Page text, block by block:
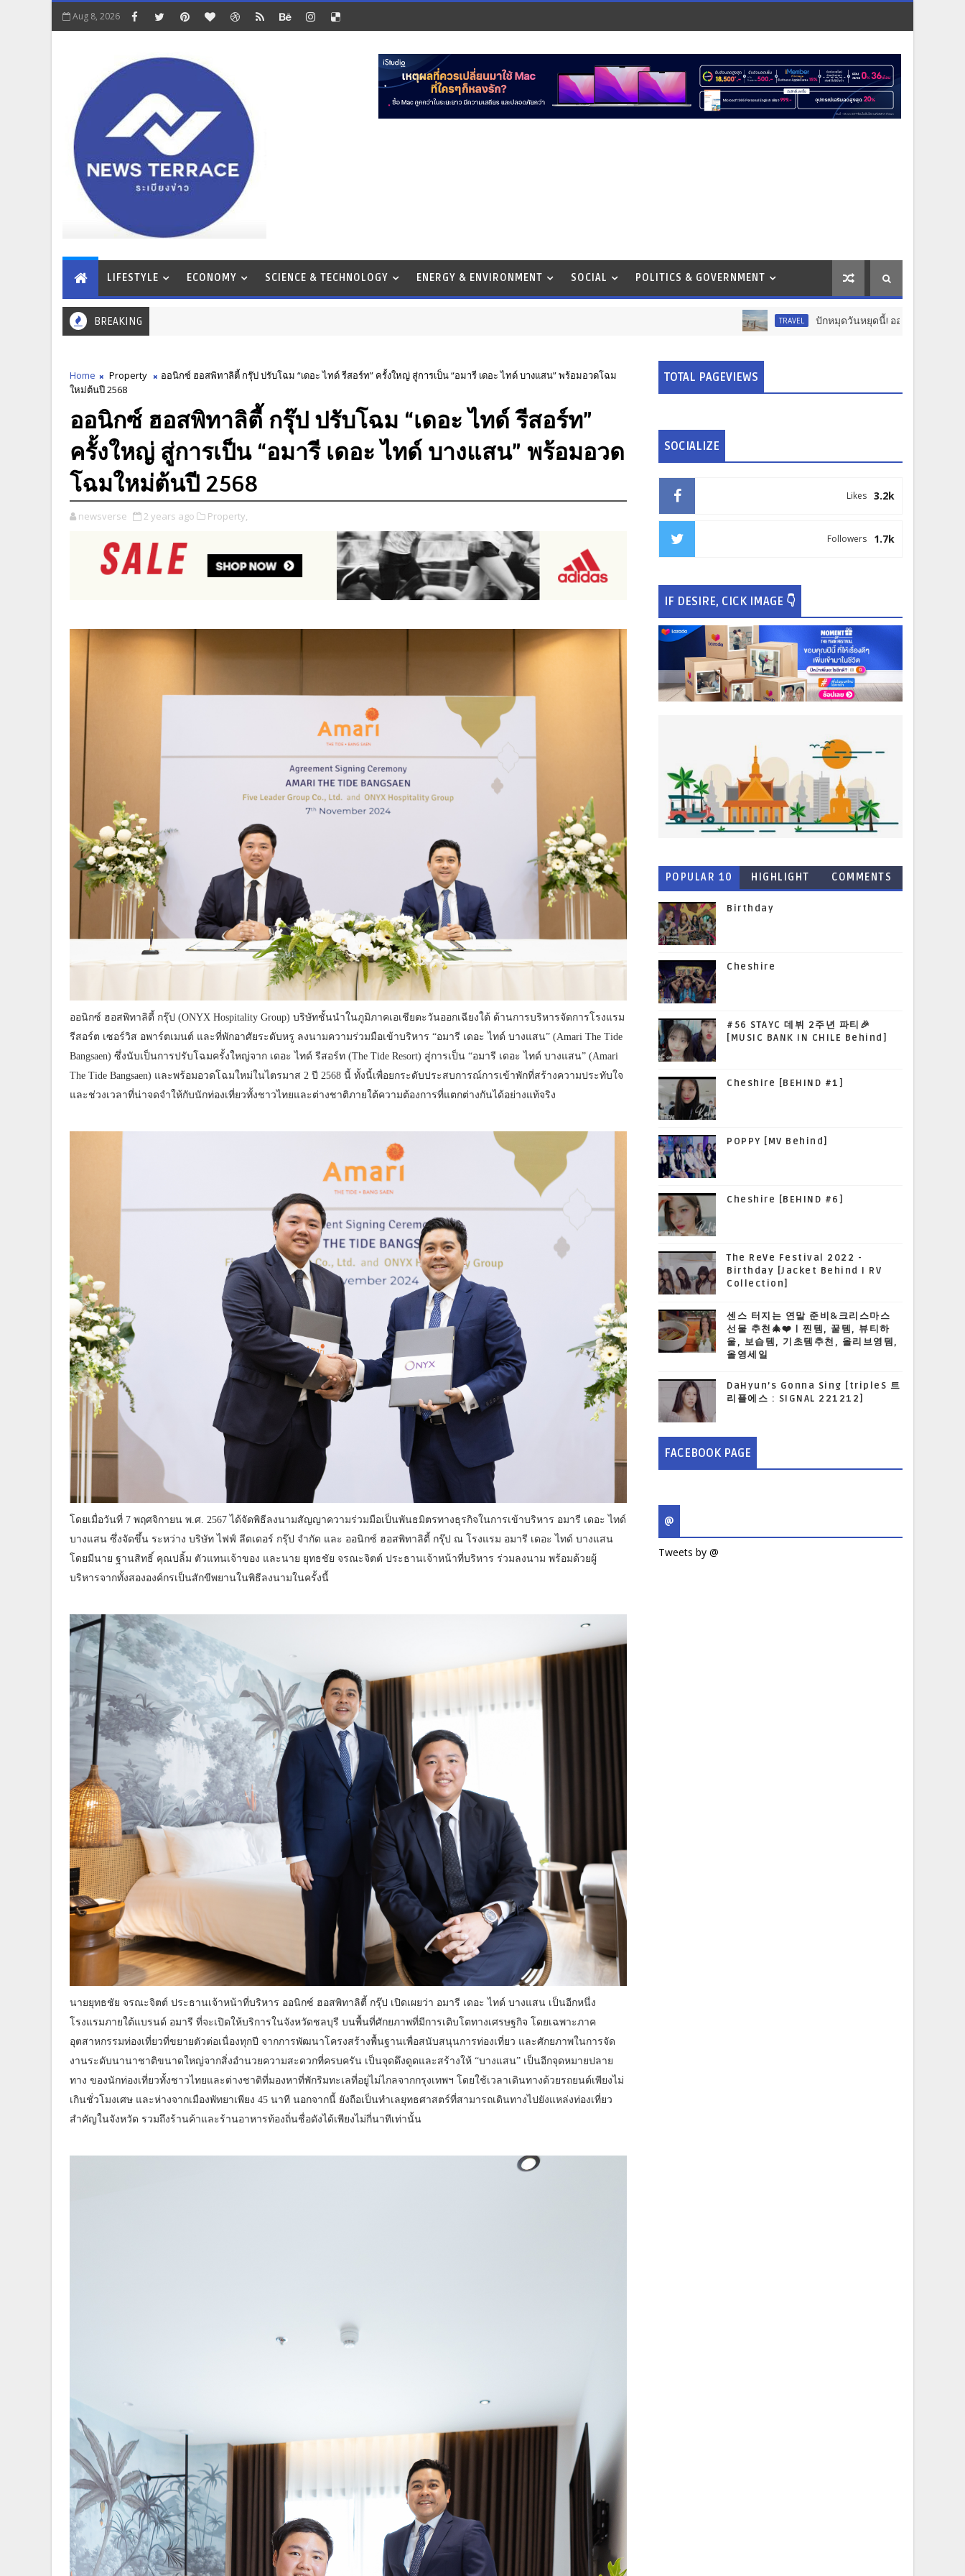
Aug 8, 2026
LIFESTYLE ECONOMY SCIENCE & TECHNOLOGY ENERGY & ENVIRONMENT SOCIAL POLITICS & GOVERNMENT
BREAKING ปักหมุดวันหยุดนี้! ออกไปสร้างช่วงเวลาพิเศษกับคร
Home Property
ออนิกซ์ ฮอสพิทาลิตี้ กรุ๊ป ปรับโฉม “เดอะ ไทด์ รีสอร์ท” ครั้งใหญ่ สู่การเป็น “อมารี เดอะ ไทด์ บางแสน” พร้อมอวดโฉม
ใหม่ต้นปี 2568
ออนิกซ์ ฮอสพิทาลิตี้ กรุ๊ป ปรับโฉม “เดอะ ไทด์ รีสอร์ท”
ครั้งใหญ่ สู่การเป็น “อมารี เดอะ ไทด์ บางแสน” พร้อมอวด
โฉมใหม่ต้นปี 2568
newsverse 2 years ago Property,
ออนิกซ์ ฮอสพิทาลิตี้ กรุ๊ป (ONYX Hospitality Group) บริษัทชั้นนำในภูมิภาคเอเชียตะวันออกเฉียงใต้ ด้านการบริหารจัดการโรงแรม
รีสอร์ต เซอร์วิส อพาร์ตเมนต์ และที่พักอาศัยระดับหรู ลงนามความร่วมมือเข้าบริหาร “อมารี เดอะ ไทด์ บางแสน” (Amari The Tide
Bangsaen) ซึ่งนับเป็นการปรับโฉมครั้งใหญ่จาก เดอะ ไทด์ รีสอร์ท (The Tide Resort) สู่การเป็น “อมารี เดอะ ไทด์ บางแสน” (Amari
The Tide Bangsaen) และพร้อมอวดโฉมใหม่ในไตรมาส 2 ปี 2568 นี้ ทั้งนี้เพื่อยกระดับประสบการณ์การเข้าพักที่สร้างความประทับใจ
และช่วงเวลาที่น่าจดจำให้กับนักท่องเที่ยวทั้งชาวไทยและต่างชาติภายใต้ความต้องการที่แตกต่างกันได้อย่างแท้จริง
โดยเมื่อวันที่ 7 พฤศจิกายน พ.ศ. 2567 ได้จัดพิธีลงนามสัญญาความร่วมมือเป็นพันธมิตรทางธุรกิจในการเข้าบริหาร อมารี เดอะ ไทด์
บางแสน ซึ่งจัดขึ้น ระหว่าง บริษัท ไฟฟ์ ลีดเดอร์ กรุ๊ป จำกัด และ ออนิกซ์ ฮอสพิทาลิตี้ กรุ๊ป ณ โรงแรม อมารี เดอะ ไทด์ บางแสน
โดยมีนาย ฐานสิทธิ์ คุณปลิ้ม ตัวแทนเจ้าของ และนาย ยุทธชัย จรณะจิตต์ ประธานเจ้าหน้าที่บริหาร ร่วมลงนาม พร้อมด้วยผู้
บริหารจากทั้งสององค์กรเป็นสักขีพยานในพิธีลงนามในครั้งนี้
นายยุทธชัย จรณะจิตต์ ประธานเจ้าหน้าที่บริหาร ออนิกซ์ ฮอสพิทาลิตี้ กรุ๊ป เปิดเผยว่า อมารี เดอะ ไทด์ บางแสน เป็นอีกหนึ่ง
โรงแรมภายใต้แบรนด์ อมารี ที่จะเปิดให้บริการในจังหวัดชลบุรี บนพื้นที่ศักยภาพที่มีการเติบโตทางเศรษฐกิจ โดยเฉพาะภาค
อุตสาหกรรมท่องเที่ยวที่ขยายตัวต่อเนื่องทุกปี จากการพัฒนาโครงสร้างพื้นฐานเพื่อสนับสนุนการท่องเที่ยว และศักยภาพในการจัด
งานระดับนานาชาติขนาดใหญ่จากสิ่งอํานวยความสะดวกที่ครบครัน เป็นจุดดึงดูดและสร้างให้ “บางแสน” เป็นอีกจุดหมายปลาย
ทาง ของนักท่องเที่ยวทั้งชาวไทยและต่างชาติที่มองหาที่พักริมทะเลที่อยู่ไม่ไกลจากกรุงเทพฯ โดยใช้เวลาเดินทางด้วยรถยนต์เพียงไม่
เกินชั่วโมงเศษ และห่างจากเมืองพัทยาเพียง 45 นาที นอกจากนี้ ยังถือเป็นทำเลยุทธศาสตร์ที่สามารถเดินทางไปยังแหล่งท่องเที่ยว
สำคัญในจังหวัด รวมถึงร้านค้าและร้านอาหารท้องถิ่นชื่อดังได้เพียงไม่กี่นาทีเท่านั้น
TOTAL PAGEVIEWS
SOCIALIZE
3.2k
Likes
1.7k
Followers
IF DESIRE, CICK IMAGE 👇
POPULAR 10
HIGHLIGHT
COMMENTS
Birthday
Cheshire
#56 STAYC 데뷔 2주년 파티🎉
[MUSIC BANK IN CHILE Behind]
Cheshire [BEHIND #1]
POPPY [MV Behind]
Cheshire [BEHIND #6]
The ReVe Festival 2022 -
Birthday [Jacket Behind I RV
Collection]
센스 터지는 연말 준비&크리스마스
선물 추천🎄❤️ | 찐템, 꿀템, 뷰티하
울, 보습템, 기초템추천, 올리브영템,
올영세일
DaHyun’s Gonna Sing [tripleS 트
리플에스 : SIGNAL 221212]
FACEBOOK PAGE
@
Tweets by @